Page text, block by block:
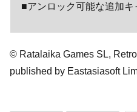
■アンロック可能な追加キ
© Ratalaika Games SL,
published by Eastasiasoft